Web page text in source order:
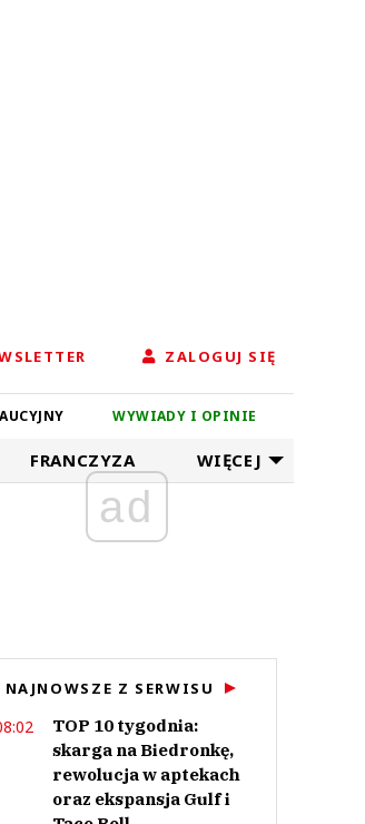
ZALOGUJ SIĘ
WYWIADY I OPINIE
FRANCZYZA WIĘCEJ
ad
NAJNOWSZE Z SERWISU
TOP 10 tygodnia:
skarga na Biedronkę,
rewolucja w aptekach
oraz ekspansja Gulf i